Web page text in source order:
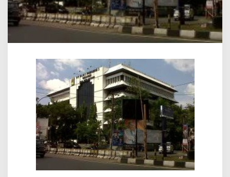
a
n
G
u
g
t
P
L
N
S
u
l
s
e
l
r
a
b